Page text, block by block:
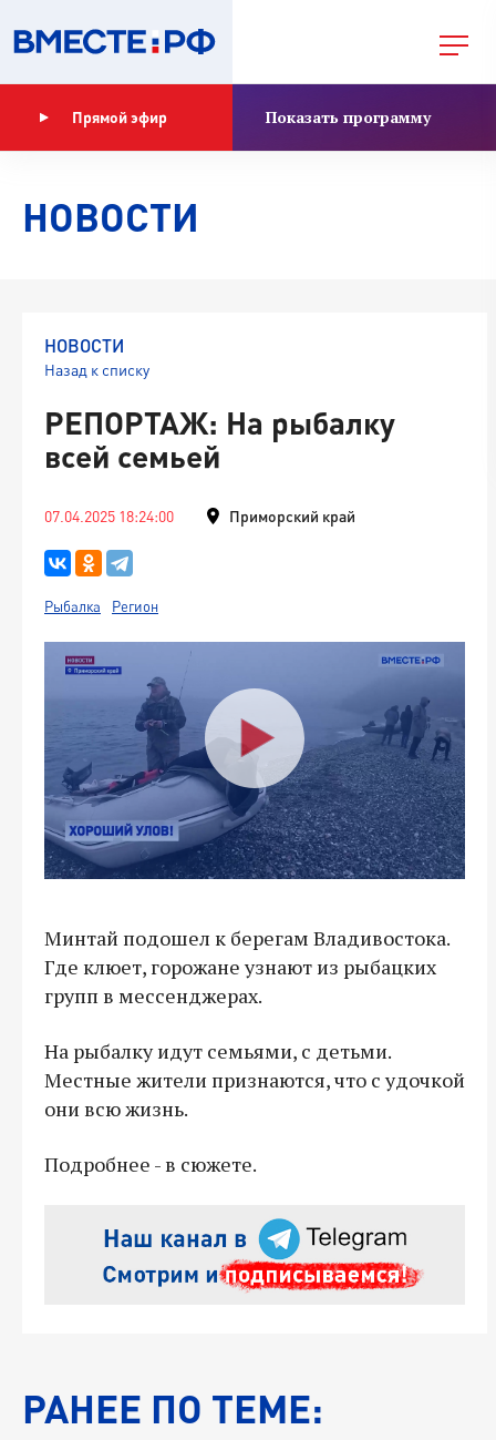
Прямой эфир Показать программу
НОВОСТИ
НОВОСТИ
Назад к списку
РЕПОРТАЖ: На рыбалку
всей семьей
07.04.2025 18:24:00 Приморский край
Рыбалка Регион
Минтай подошел к берегам Владивостока.
Где клюет, горожане узнают из рыбацких
групп в мессенджерах.
На рыбалку идут семьями, с детьми.
Местные жители признаются, что с удочкой
они всю жизнь.
Подробнее - в сюжете.
РАНЕЕ ПО ТЕМЕ: